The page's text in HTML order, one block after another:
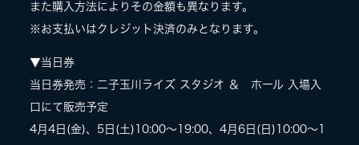
また購入方法によりその金額も異なります。
※お支払いはクレジット決済のみとなります。
▼当日券
当日券発売：二子玉川ライズ スタジオ ＆ ホール 入場入
口にて販売予定
4月4日(金)、5日(土)10:00〜19:00、4月6日(日)10:00〜1